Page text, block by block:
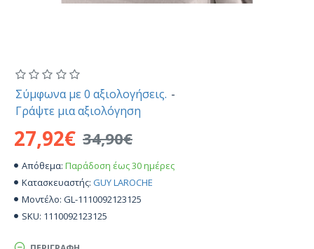
Απόθεμα: Παράδοση έως 30 ημέρες
Κατασκευαστής: GUY LAROCHE
Μοντέλο: GL-1110092123125
SKU: 1110092123125
Σύμφωνα με 0 αξιολογήσεις. -
Γράψτε μια αξιολόγηση
27,92€ 34,90€